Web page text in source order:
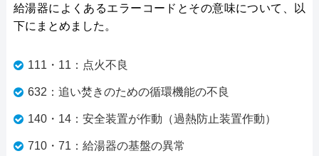
給湯器によくあるエラーコードとその意味について、以
下にまとめました。
111・11：点火不良
632：追い焚きのための循環機能の不良
140・14：安全装置が作動（過熱防止装置作動）
710・71：給湯器の基盤の異常